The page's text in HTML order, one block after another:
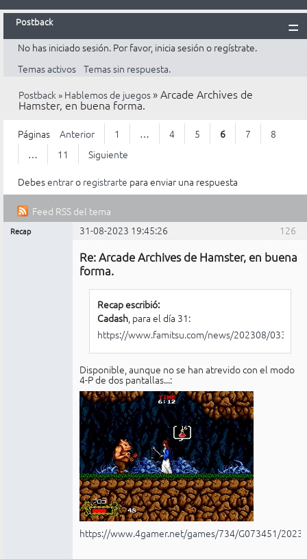
Postback
Inicio
Postback
Reglas
Registrarte
Entrar
No has iniciado sesión. Por favor, inicia sesión o regístrate.
Temas activos Temas sin respuesta.
Postback» Hablemos de juegos »Arcade Archives de
Hamster, en buena forma.
Páginas Anterior 1 … 4 5 6 7
8
…
11
Siguiente
Debesentraro registrarte para enviar una respuesta
Feed RSS del tema
126
Recap 31-08-2023 19:45:26
Re: Arcade Archives de Hamster, en buena
forma.
Recap escribió:
Cadash, para el día 31:
https://www.famitsu.com/news/202308/
Disponible, aunque no se han atrevido con el modo
4-P de dos pantallas...:
https://www.4gamer.net/games/734/G073451/